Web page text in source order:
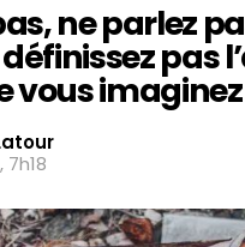
ne parlez
pas
vous
7h18